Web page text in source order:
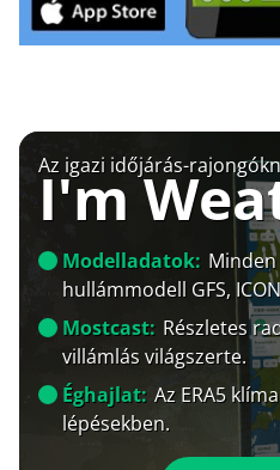
Az igazi időjárás-
I'm
Modelladatok:
hullámmodell GFS,
Mostcast: Részletes
villámlás világszerte.
Éghajlat: Az ERA5
lépésekben.